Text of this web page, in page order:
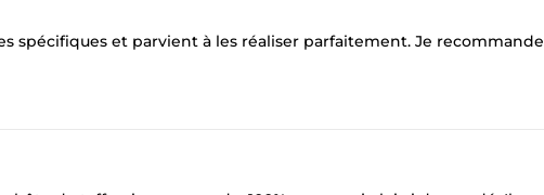
spécifiques et parvient à les réaliser parfaitement. Je recommande